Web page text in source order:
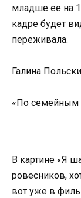
младше ее на
кадре будет
переживала.
Галина
«По семейным
В картине «Я
ровесников,
вот уже в